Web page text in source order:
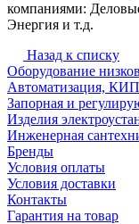
компаниями:
Энергия и т.д.
Назад к списку
Оборудование
Автоматизация, КИП
Запорная и
Изделия
Инженерная
Бренды
Условия оплаты
Условия доставки
Контакты
Гарантия на товар